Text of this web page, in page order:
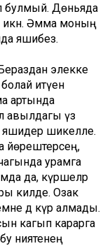
булмый. Дөньяда
икән. Әмма моның
яшибез.
элекке
итүенә
артында
авылдагы үз
яшидер шикелле.
йөрештерәсең,
урамга
да, күршеләр
килде. Озак
дә күрә алмады.
кагып карарга
ниятенең